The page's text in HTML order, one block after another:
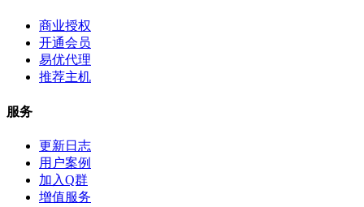
商业授权
开通会员
易优代理
推荐主机
服务
更新日志
用户案例
加入Q群
增值服务